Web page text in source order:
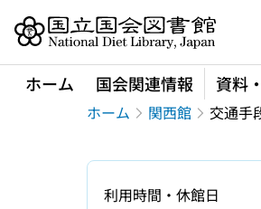
本文へ移動
ホーム 国会関連情報 資料
ホーム 関西館 交通手
利用時間・休館日